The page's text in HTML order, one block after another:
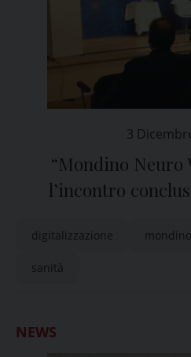
3
“Mondino Neuro
l’incontro
nella
digitalizzazione
sanità
NEWS